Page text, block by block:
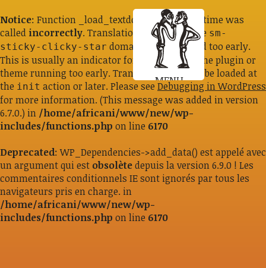
Notice: Function _load_textdomain_just_in_time was
called incorrectly. Translation loading for the sm-
sticky-clicky-star domain was triggered too early.
This is usually an indicator for some code in the plugin or
theme running too early. Translations should be loaded at
the init action or later. Please see Debugging in WordPress
for more information. (This message was added in version
6.7.0.) in /home/africani/www/new/wp-
includes/functions.php on line 6170
Deprecated: WP_Dependencies->add_data() est appelé avec
un argument qui est obsolètedepuis la version 6.9.0 ! Les
commentaires conditionnels IE sont ignorés par tous les
navigateurs pris en charge. in
/home/africani/www/new/wp-
includes/functions.php on line 6170
MENU